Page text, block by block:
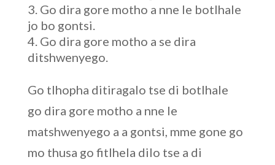
Go dira gore motho a nne le botlhale
jo bo gontsi.
Go dira gore motho a se dira
ditshwenyego.
Go tlhopha ditiragalo tse di botlhale
go dira gore motho a nne le
matshwenyego a a gontsi, mme gone go
mo thusa go fitlhela dilo tse a di